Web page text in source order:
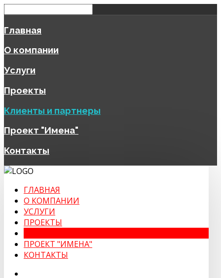
Главная
О компании
Услуги
Проекты
Клиенты и партнеры
Проект "Имена"
Контакты
ГЛАВНАЯ
О КОМПАНИИ
УСЛУГИ
ПРОЕКТЫ
ПРОЕКТ "ИМЕНА"
КОНТАКТЫ